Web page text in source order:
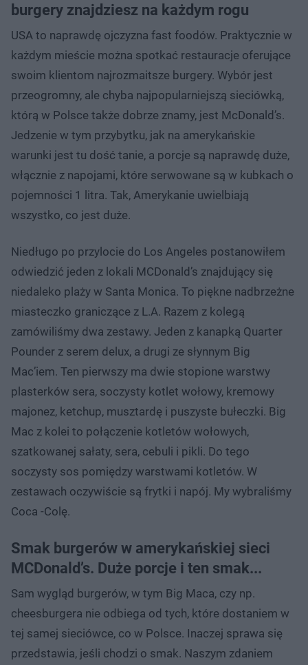
burgery znajdziesz na każdym rogu
USA to naprawdę ojczyzna fast foodów. Praktycznie w
każdym mieście można spotkać restauracje oferujące
swoim klientom najrozmaitsze burgery. Wybór jest
przeogromny, ale chyba najpopularniejszą sieciówką,
którą w Polsce także dobrze znamy, jest McDonald’s.
Jedzenie w tym przybytku, jak na amerykańskie
warunki jest tu dość tanie, a porcje są naprawdę duże,
włącznie z napojami, które serwowane są w kubkach o
pojemności 1 litra. Tak, Amerykanie uwielbiają
wszystko, co jest duże.
Niedługo po przylocie do Los Angeles postanowiłem
odwiedzić jeden z lokali MCDonald’s znajdujący się
niedaleko plaży w Santa Monica. To piękne nadbrzeżne
miasteczko graniczące z L.A. Razem z kolegą
zamówiliśmy dwa zestawy. Jeden z kanapką Quarter
Pounder z serem delux, a drugi ze słynnym Big
Mac’iem. Ten pierwszy ma dwie stopione warstwy
plasterków sera, soczysty kotlet wołowy, kremowy
majonez, ketchup, musztardę i puszyste bułeczki. Big
Mac z kolei to połączenie kotletów wołowych,
szatkowanej sałaty, sera, cebuli i pikli. Do tego
soczysty sos pomiędzy warstwami kotletów. W
zestawach oczywiście są frytki i napój. My wybraliśmy
Coca -Colę.
Smak burgerów w amerykańskiej sieci
MCDonald’s. Duże porcje i ten smak...
Sam wygląd burgerów, w tym Big Maca, czy np.
cheesburgera nie odbiega od tych, które dostaniem w
tej samej sieciówce, co w Polsce. Inaczej sprawa się
przedstawia, jeśli chodzi o smak. Naszym zdaniem